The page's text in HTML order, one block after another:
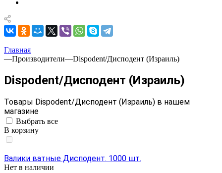
Главная
—Производители—Dispodent/Дисподент (Израиль)
Dispodent/Дисподент (Израиль)
Товары Dispodent/Дисподент (Израиль) в нашем
магазине
Выбрать все
В корзину
Валики ватные Дисподент. 1000 шт.
Нет в наличии